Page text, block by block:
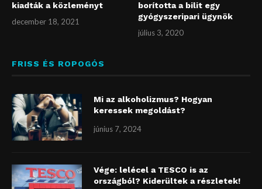
kiadták a közleményt
december 18, 2021
borította a bilit egy
gyógyszeripari ügynök
július 3, 2020
FRISS ÉS ROPOGÓS
Mi az alkoholizmus? Hogyan
keressek megoldást?
június 7, 2024
Vége: lelécel a TESCO is az
országból? Kiderültek a részletek!